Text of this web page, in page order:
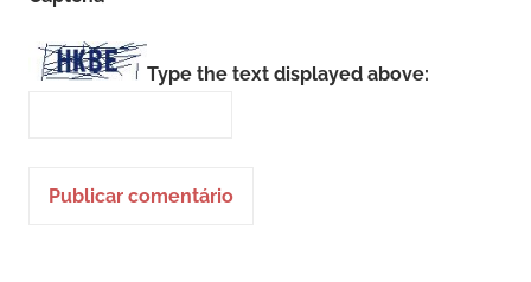
Type the text displayed above: